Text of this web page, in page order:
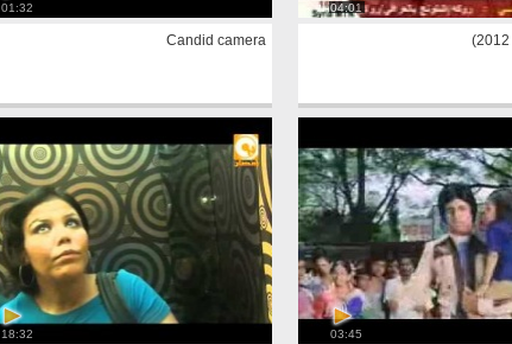
04:01
01:32
Candid camera
03:45
18:32